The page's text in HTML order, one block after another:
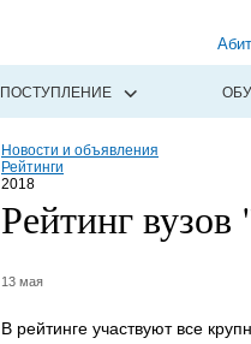
ПОСТУПЛЕНИЕ
Новости и объявления
Рейтинги
2018
Рейтинг
13 мая
В рейтинге участвуют все